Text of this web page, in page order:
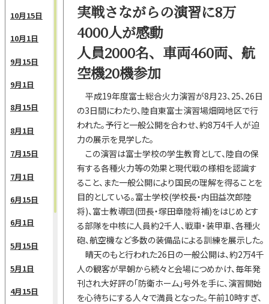
10月15日
10月1日
9月15日
9月1日
8月15日
8月1日
7月15日
7月1日
6月15日
6月1日
5月15日
5月1日
4月15日
実戦さながらの演習に8万
4000人が感動
人員2000名、車両460両、航
空機20機参加
平成19年度富士総合火力演習が8月23、25、26日
の3日間にわたり、陸自東富士演習場畑岡地区で行
われた。予行と一般公開を合わせ、約8万4千人が迫
力の展示を見学した。
この演習は富士学校の学生教育として、陸自の保
有する各種火力等の効果と現代戦の様相を認識す
ること、また一般公開により国民の理解を得ることを
目的としている。富士学校(学校長・内田益次郎陸
将)、富士教導団(団長・塚田章陸将補)をはじめとす
る部隊を中核に人員約2千人、戦車・装甲車、各種火
砲、航空機など多数の装備品による訓練を展示した。
晴天のもと行われた26日の一般公開は、約2万4千
人の観客が早朝から続々と会場につめかけ、毎年発
刊され大好評の「防衛ホーム」号外を手に、演習開始
を心待ちにする人々で満員となった。午前10時すぎ、